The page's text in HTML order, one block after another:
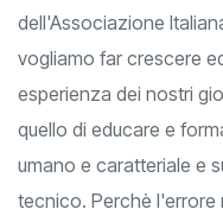
dell'Associazione
vogliamo far crescere
esperienza dei nostri
quello di educare e
umano e caratteriale e
tecnico. Perchè l'errore